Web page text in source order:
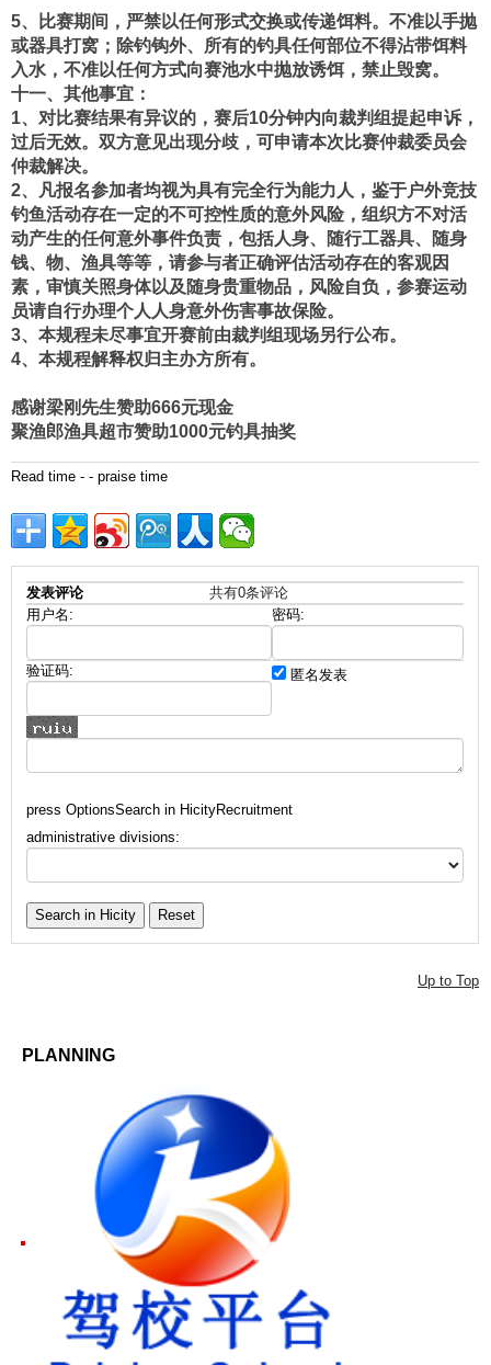
5、比赛期间，严禁以任何形式交换或传递饵料。不准以手抛
或器具打窝；除钓钩外、所有的钓具任何部位不得沾带饵料
入水，不准以任何方式向赛池水中抛放诱饵，禁止毁窝。
十一、其他事宜：
1、对比赛结果有异议的，赛后10分钟内向裁判组提起申诉，
过后无效。双方意见出现分歧，可申请本次比赛仲裁委员会
仲裁解决。
2、凡报名参加者均视为具有完全行为能力人，鉴于户外竞技
钓鱼活动存在一定的不可控性质的意外风险，组织方不对活
动产生的任何意外事件负责，包括人身、随行工器具、随身
钱、物、渔具等等，请参与者正确评估活动存在的客观因
素，审慎关照身体以及随身贵重物品，风险自负，参赛运动
员请自行办理个人人身意外伤害事故保险。
3、本规程未尽事宜开赛前由裁判组现场另行公布。
4、本规程解释权归主办方所有。
感谢梁刚先生赞助666元现金
聚渔郎渔具超市赞助1000元钓具抽奖
Read time - - praise time
发表评论 共有0条评论
用户名:
密码:
验证码: 匿名发表
press OptionsSearch in HicityRecruitment
administrative divisions:
Up to Top
PLANNING